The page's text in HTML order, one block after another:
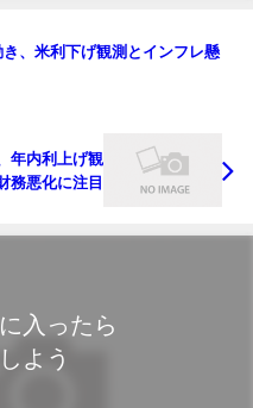
、米利下げ観測とインフレ懸
年内利上げ観
務悪化に注目
入ったら
よう